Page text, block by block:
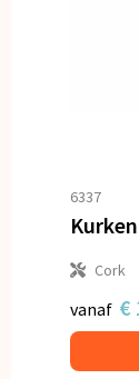
6337
Cork
vanaf €